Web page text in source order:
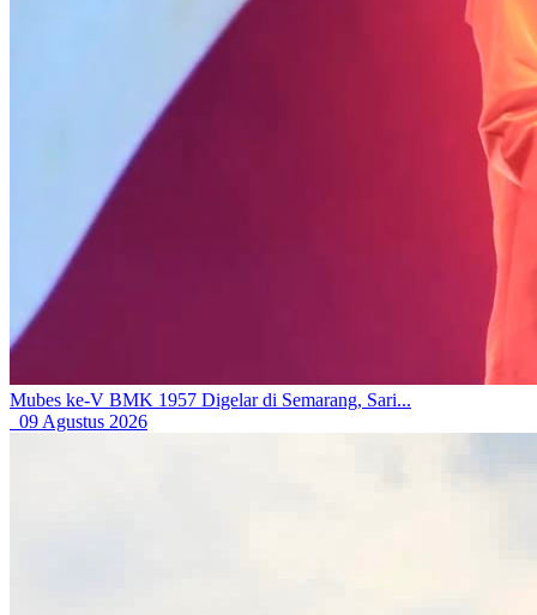
Mubes ke-V BMK 1957 Digelar di Semarang, Sari...
09 Agustus 2026